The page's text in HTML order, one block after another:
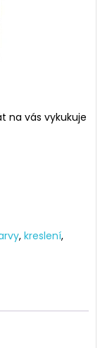
na vás vykukuje
,kreslení,